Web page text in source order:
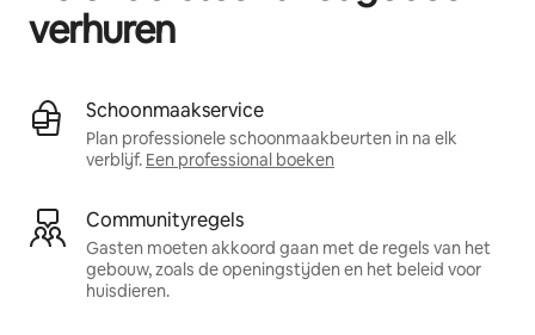
verhuren
Schoonmaakservice
Plan professionele schoonmaakbeurten in na elk
verblijf. Een professional boeken
Communityregels
Gasten moeten akkoord gaan met de regels van het
gebouw, zoals de openingstijden en het beleid voor
huisdieren.